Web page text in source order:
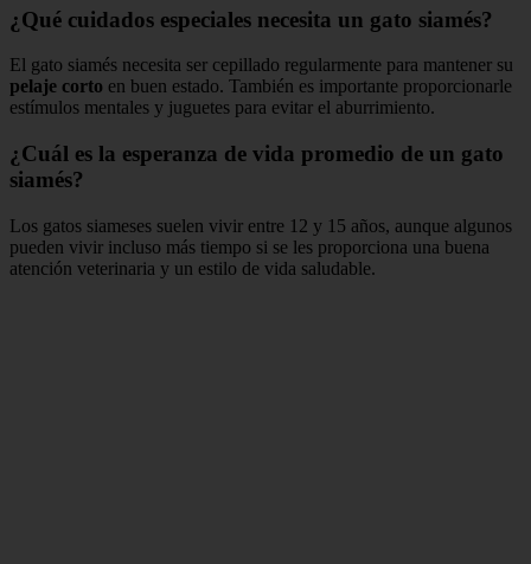
¿Qué cuidados especiales necesita un gato siamés?
El gato siamés necesita ser cepillado regularmente para mantener su
pelaje corto en buen estado. También es importante proporcionarle
estímulos mentales y juguetes para evitar el aburrimiento.
¿Cuál es la esperanza de vida promedio de un gato
siamés?
Los gatos siameses suelen vivir entre 12 y 15 años, aunque algunos
pueden vivir incluso más tiempo si se les proporciona una buena
atención veterinaria y un estilo de vida saludable.